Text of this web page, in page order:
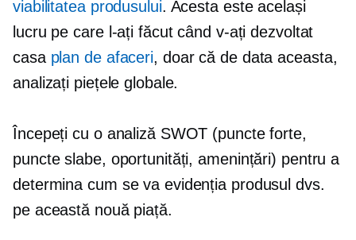
viabilitatea produsului. Acesta este același
lucru pe care l-ați făcut când v-ați dezvoltat
casa plan de afaceri, doar că de data aceasta,
analizați piețele globale.
Începeți cu o analiză SWOT (puncte forte,
puncte slabe, oportunități, amenințări) pentru a
determina cum se va evidenția produsul dvs.
pe această nouă piață.